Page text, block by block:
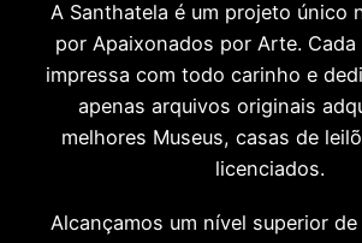
A Santhatela é um projeto único
por Apaixonados por Arte. Cada
impressa com todo carinho e
apenas arquivos originais
melhores Museus, casas de
licenciados.
Alcançamos um nível superior